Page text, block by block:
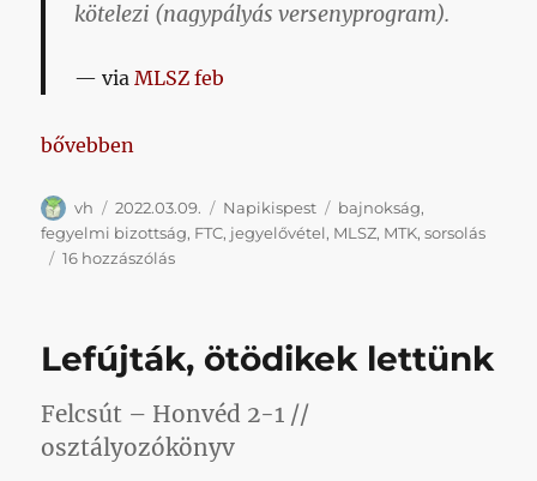
kötelezi (nagypályás versenyprogram).
viaMLSZ feb
„Napikispest 2022/03/09”
bővebben
Szerző
vh Közzétéve
2022.03.09. Kategória
Napikispest Címke
bajnokság,
fegyelmi bizottság, FTC, jegyelővétel, MLSZ, MTK,sorsolás
16 hozzászólásNapikispest
Lefújták, ötödikek lettünk
Felcsút – Honvéd 2-1 //
osztályozókönyv